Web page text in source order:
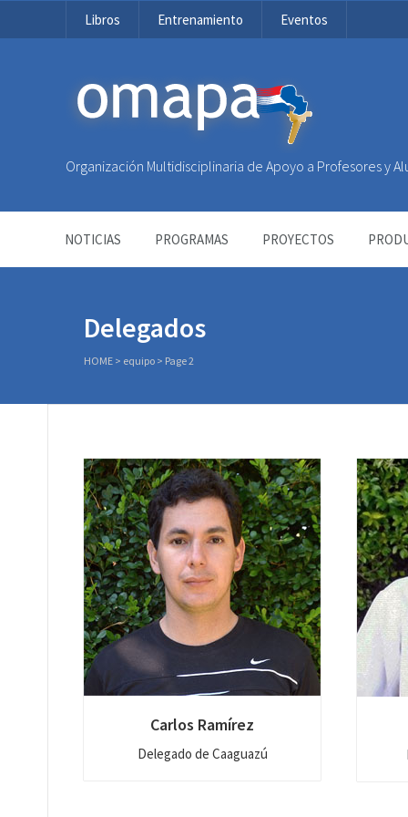
Libros Entrenamiento Eventos
OMAPA
Organización Multidisciplinaria de Apoyo a Profesores y
NOTICIAS PROGRAMAS PROYECTOS
Delegados
HOME > equipo > Page 2
Carlos Ramírez
Delegado de Caaguazú